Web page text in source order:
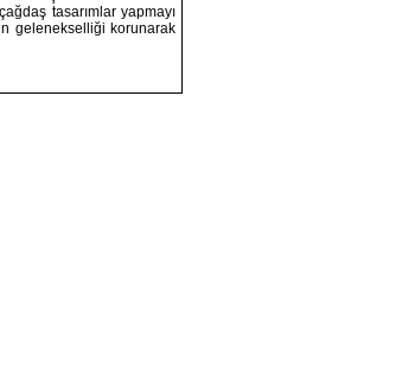
tasarımlar yapmayı
gelenekselliği korunarak